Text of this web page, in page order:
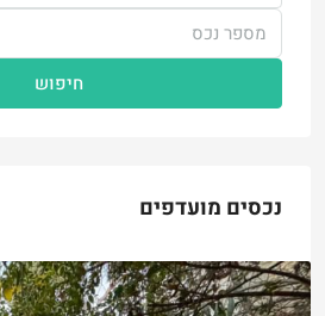
חיפוש
נכסים מועדפים